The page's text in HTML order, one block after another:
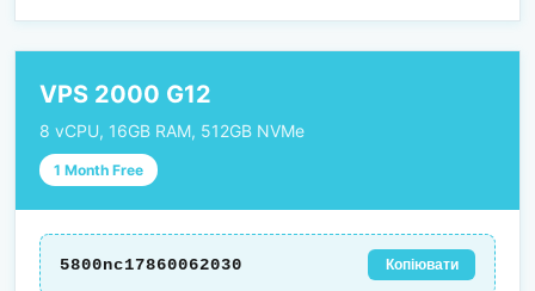
VPS 2000 G12
8 vCPU, 16GB RAM, 512GB NVMe
1 Month Free
5800nc17860062030 Копіювати